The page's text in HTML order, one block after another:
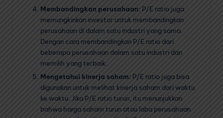
Membandingkan perusahaan: P/E ratio juga
memungkinkan investor untuk membandingkan
perusahaan di dalam satu industri yang sama.
Dengan cara membandingkan P/E ratio dari
beberapa perusahaan dalam satu industri dan
memilih yang terbaik.
Mengetahui kinerja saham: P/E ratio juga bisa
digunakan untuk melihat kinerja saham dari waktu
ke waktu. Jika P/E ratio turun, itu menunjukkan
bahwa harga saham turun atau laba perusahaan